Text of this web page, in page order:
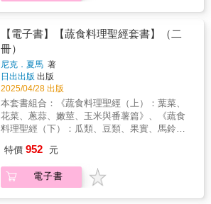
富有創意而平易近人的食譜，利用常見和罕見
的蔬菜，讓餐點更多樣化，提供你美味和營養
兼具的家常烹飪靈感。──深入剖析蔬菜的營
養、歷史與文化背景──本書不只是食譜，更是
一場「蔬菜的知識探索」。每類蔬菜章節不僅
介紹它們的營養價值，還包含其歷史背景、產
地與文化影響，讓你從不同角度理解蔬菜魅
力。──結合科學、營養與實驗精神，發揮蔬菜
最高潛力──結合「農業」、「食品科學」與
「烹飪藝術」，提供最佳烹飪方法，讓蔬菜發
流淚？為何綠葉蔬菜跟番茄放一起容易爛？▌食
品保存學：哪些蔬菜適合冷藏？哪些適合室溫
存放？▌營養吸收原理：維生素A、D、E和K結
【電子書】【蔬食料理聖經套書】（二
冊）
尼克．夏馬 著
日出出版 出版
2025/04/28 出版
本套書組合：《蔬食料理聖經（上）：葉菜、
花菜、蔥蒜、嫩莖、玉米與番薯篇》、《蔬食
料理聖經（下）：瓜類、豆類、果實、馬鈴薯
蔬菜為主角的健康美味提案：100+家庭食譜 ×
300+烹飪技巧 × 100%植物科學We are what
we eat!!你真的認識每天吃的蔬菜嗎？從產地、
特價 952 元
電子書